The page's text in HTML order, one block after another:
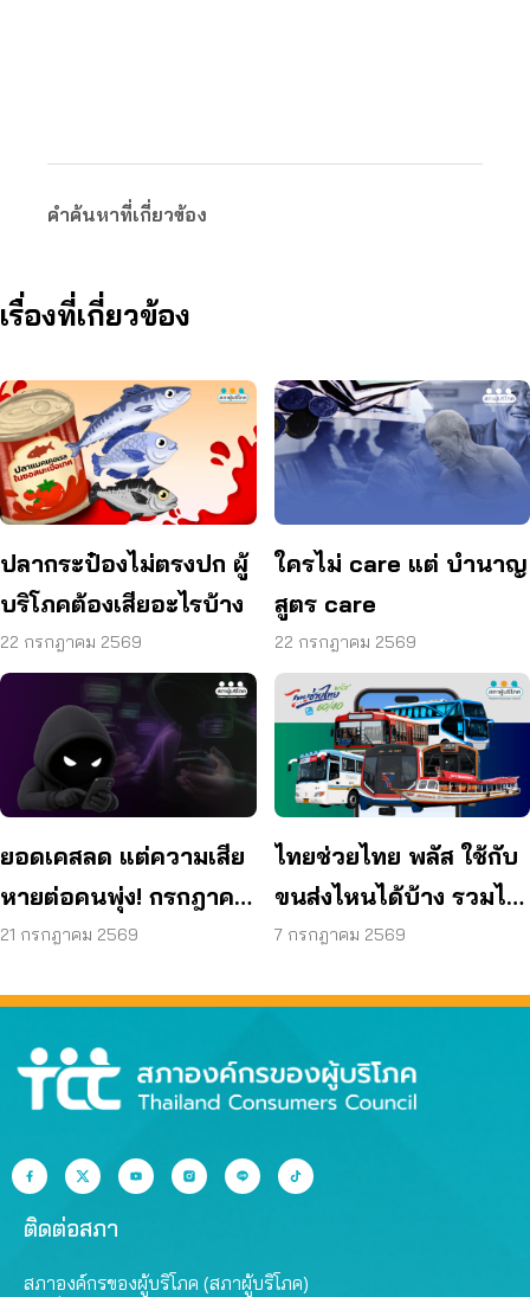
คำค้นหาที่เกี่ยวข้อง
เรื่องที่เกี่ยวข้อง
ปลากระป๋องไม่ตรงปก ผู้
บริโภคต้องเสียอะไรบ้าง
22 กรกฎาคม 2569
ใครไม่ care แต่ บำนาญ
สูตร care
22 กรกฎาคม 2569
ยอดเคสลด แต่ความเสีย
หายต่อคนพุ่ง! กรกฎาคม
แค่ 17 วัน สูญแล้วกว่า
21 กรกฎาคม 2569
ไทยช่วยไทย พลัส ใช้กับ
ขนส่งไหนได้บ้าง รวมไว้
ให้แล้ว
7 กรกฎาคม 2569
ติดต่อสภา
สภาองค์กรของผู้บริโภค (สภาผู้บริโภค)